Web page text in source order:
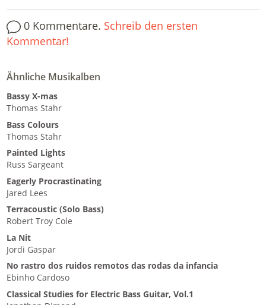
0 Kommentare. Schreib den ersten
Kommentar!
Ähnliche Musikalben
Bassy X-mas
Thomas Stahr
Bass Colours
Thomas Stahr
Painted Lights
Russ Sargeant
Eagerly Procrastinating
Jared Lees
Terracoustic (Solo Bass)
Robert Troy Cole
La Nit
Jordi Gaspar
No rastro dos ruidos remotos das rodas da infancia
Ebinho Cardoso
Classical Studies for Electric Bass Guitar, Vol.1